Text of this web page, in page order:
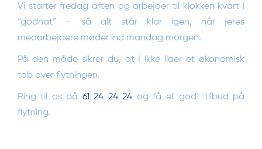
Vi starter fredag aften og arbejder til klokken kvart i
“godnat” – så alt står klar igen, når jeres
medarbejdere møder ind mandag morgen.
På den måde sikrer du, at I ikke lider et økonomisk
tab over flytningen.
Ring til os på 61 24 24 24 og få et godt tilbud på
flytning.